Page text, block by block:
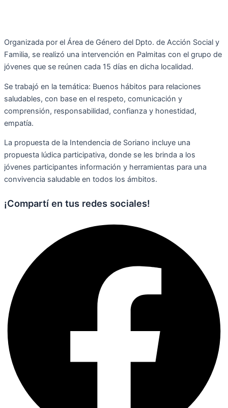
Organizada por el Área de Género del Dpto. de Acción Social y
Familia, se realizó una intervención en Palmitas con el grupo de
jóvenes que se reúnen cada 15 días en dicha localidad.
Se trabajó en la temática: Buenos hábitos para relaciones
saludables, con base en el respeto, comunicación y
comprensión, responsabilidad, confianza y honestidad,
empatía.
La propuesta de la Intendencia de Soriano incluye una
propuesta lúdica participativa, donde se les brinda a los
jóvenes participantes información y herramientas para una
convivencia saludable en todos los ámbitos.
¡Compartí en tus redes sociales!